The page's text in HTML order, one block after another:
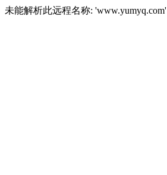
未能解析此远程名称: 'www.yumyq.com'